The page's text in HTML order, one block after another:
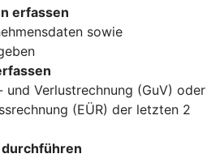
erfassen
sowie
und Verlustrechnung (GuV) oder
(EÜR) der letzten 2